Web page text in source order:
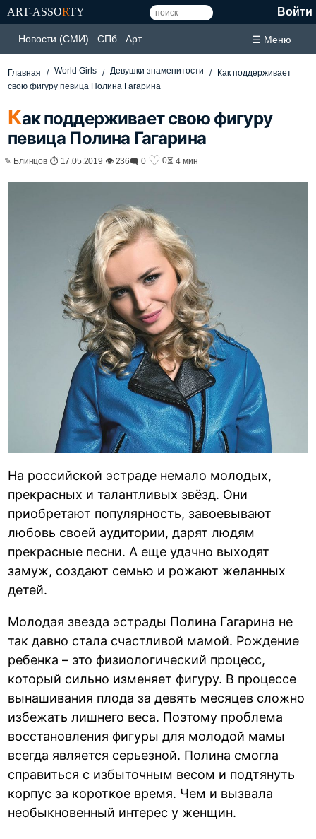
ART-ASSORTY Войти
Новости (СМИ) СПб Арт ☰ Меню
Главная World Girls Девушки знаменитости
Как поддерживает
свою фигуру певица Полина Гагарина
Как поддерживает свою фигуру
певица Полина Гагарина
✎ Блинцов ⏱ 17.05.2019 👁 236🗨 0 ♡ 0⏳ 4 мин
На российской эстраде немало молодых,
прекрасных и талантливых звёзд. Они
приобретают популярность, завоевывают
любовь своей аудитории, дарят людям
прекрасные песни. А еще удачно выходят
замуж, создают семью и рожают желанных
детей.
Молодая звезда эстрады Полина Гагарина не
так давно стала счастливой мамой. Рождение
ребенка – это физиологический процесс,
который сильно изменяет фигуру. В процессе
вынашивания плода за девять месяцев сложно
избежать лишнего веса. Поэтому проблема
восстановления фигуры для молодой мамы
всегда является серьезной. Полина смогла
справиться с избыточным весом и подтянуть
корпус за короткое время. Чем и вызвала
необыкновенный интерес у женщин.